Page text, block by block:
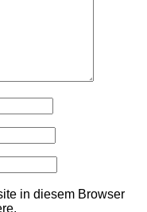
in diesem Browser